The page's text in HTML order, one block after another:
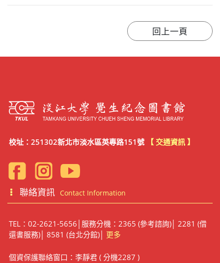
校址：251302新北市淡水區英專路151號 【 交通資訊 】
聯絡資訊 Contact Information
TEL：02-2621-5656│服務分機：2365 (參考諮詢)│ 2281 (借
還書服務)│ 8581 (台北分館)│ 更多
個資保護聯絡窗口：李靜君 ( 分機2287 )